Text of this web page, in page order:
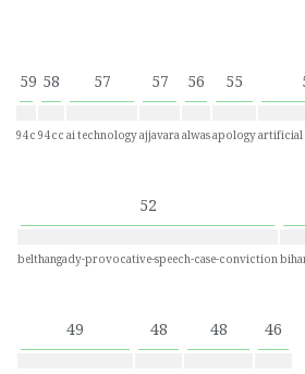
59
94c
58
94cc
57
ai technology
57
ajjavara
56
alwas
55
apologyartificial
52
belthangady-provocative-speech-case-conviction
49 48 48 46